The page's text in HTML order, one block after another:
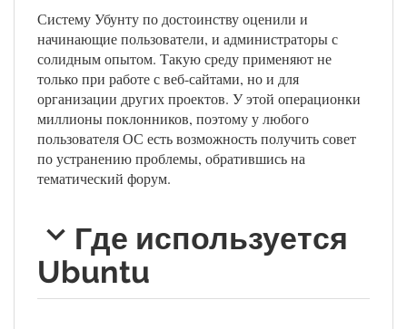
Систему Убунту по достоинству оценили и
начинающие пользователи, и администраторы с
солидным опытом. Такую среду применяют не
только при работе с веб-сайтами, но и для
организации других проектов. У этой операционки
миллионы поклонников, поэтому у любого
пользователя ОС есть возможность получить совет
по устранению проблемы, обратившись на
тематический форум.
Где используется
Ubuntu